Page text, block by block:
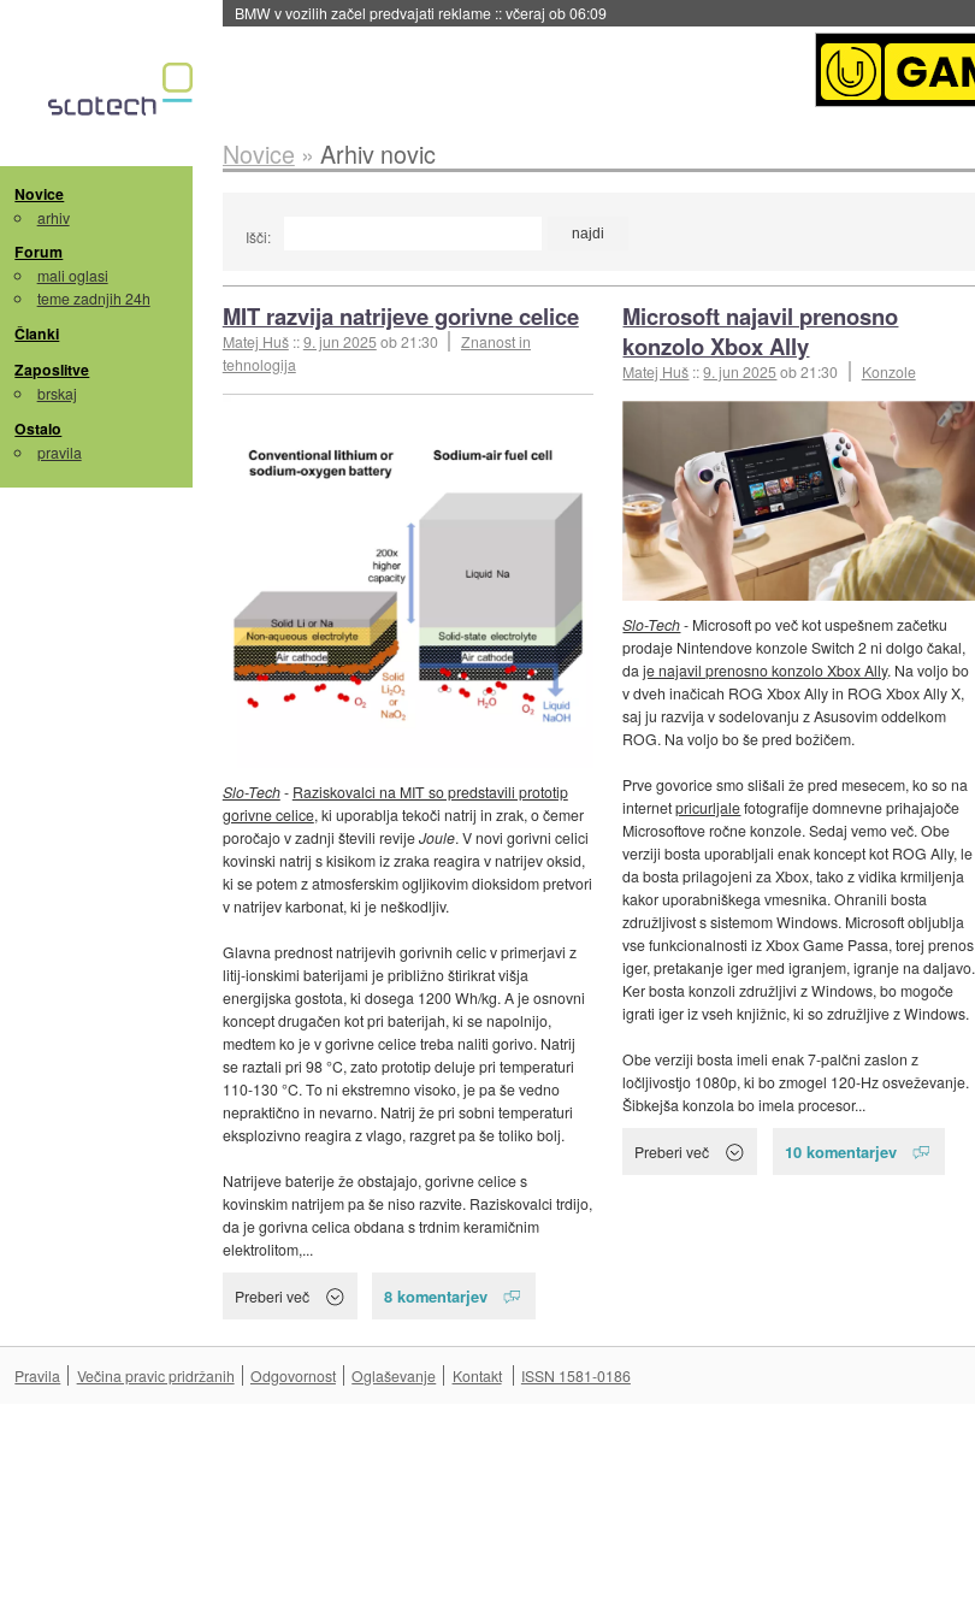
BMW v vozilih začel predvajati reklame ::včeraj ob 06:09
Novice
arhiv
Forum
mali oglasi
teme zadnjih 24h
Članki
Zaposlitve
brskaj
Ostalo
pravila
Novice » Arhiv novic
Išči:
MIT razvija natrijeve gorivne celice
Matej Huš ::9. jun 2025ob 21:30
Znanost in
tehnologija
Slo-Tech- Raziskovalci na MIT so predstavili prototip
gorivne celice, ki uporablja tekoči natrij in zrak, o čemer
poročajo v zadnji števili revijeJoule. V novi gorivni celici
kovinski natrij s kisikom iz zraka reagira v natrijev oksid,
ki se potem z atmosferskim ogljikovim dioksidom pretvori
v natrijev karbonat, ki je neškodljiv.
Glavna prednost natrijevih gorivnih celic v primerjavi z
litij-ionskimi baterijami je približno štirikrat višja
energijska gostota, ki dosega 1200 Wh/kg. A je osnovni
koncept drugačen kot pri baterijah, ki se napolnijo,
medtem ko je v gorivne celice treba naliti gorivo. Natrij
se raztali pri 98 °C, zato prototip deluje pri temperaturi
110-130 °C. To ni ekstremno visoko, je pa še vedno
nepraktično in nevarno. Natrij že pri sobni temperaturi
eksplozivno reagira z vlago, razgret pa še toliko bolj.
Natrijeve baterije že obstajajo, gorivne celice s
kovinskim natrijem pa še niso razvite. Raziskovalci trdijo,
da je gorivna celica obdana s trdnim keramičnim
elektrolitom,...
Preberi več 8 komentarjev
Microsoft najavil prenosno
konzolo Xbox Ally
Matej Huš ::9. jun 2025ob 21:30 Konzole
Slo-Tech- Microsoft po več kot uspešnem začetku
prodaje Nintendove konzole Switch 2 ni dolgo čakal,
daje najavil prenosno konzolo Xbox Ally. Na voljo bo
v dveh inačicah ROG Xbox Ally in ROG Xbox Ally X,
saj ju razvija v sodelovanju z Asusovim oddelkom
ROG. Na voljo bo še pred božičem.
Prve govorice smo slišali že pred mesecem, ko so na
internetpricurljalefotografije domnevne prihajajoče
Microsoftove ročne konzole. Sedaj vemo več. Obe
verziji bosta uporabljali enak koncept kot ROG Ally, le
da bosta prilagojeni za Xbox, tako z vidika krmiljenja
kakor uporabniškega vmesnika. Ohranili bosta
združljivost s sistemom Windows. Microsoft obljublja
vse funkcionalnosti iz Xbox Game Passa, torej prenos
iger, pretakanje iger med igranjem, igranje na daljavo.
Ker bosta konzoli združljivi z Windows, bo mogoče
igrati iger iz vseh knjižnic, ki so združljive z Windows.
Obe verziji bosta imeli enak 7-palčni zaslon z
ločljivostjo 1080p, ki bo zmogel 120-Hz osveževanje.
Šibkejša konzola bo imela procesor...
Preberi več 10 komentarjev
Pravila Večina pravic pridržanih Odgovornost Oglaševanje Kontakt ISSN 1581-0186